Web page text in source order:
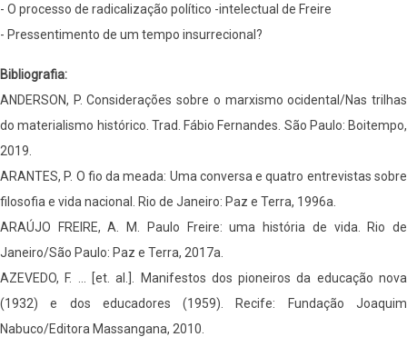
- O processo de radicalização político -intelectual de Freire
- Pressentimento de um tempo insurrecional?
Bibliografia:
ANDERSON, P. Considerações sobre o marxismo ocidental/Nas trilhas
do materialismo histórico. Trad. Fábio Fernandes. São Paulo: Boitempo,
2019.
ARANTES, P. O fio da meada: Uma conversa e quatro entrevistas sobre
filosofia e vida nacional. Rio de Janeiro: Paz e Terra, 1996a.
ARAÚJO FREIRE, A. M. Paulo Freire: uma história de vida. Rio de
Janeiro/São Paulo: Paz e Terra, 2017a.
AZEVEDO, F. ... [et. al.]. Manifestos dos pioneiros da educação nova
(1932) e dos educadores (1959). Recife: Fundação Joaquim
Nabuco/Editora Massangana, 2010.